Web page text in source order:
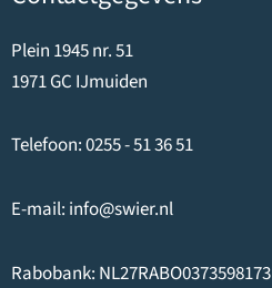
Plein 1945 nr. 51
1971 GC IJmuiden
Telefoon:0255 - 51 36 51
E-mail: info@swier.nl
Rabobank: NL27RABO0373598173